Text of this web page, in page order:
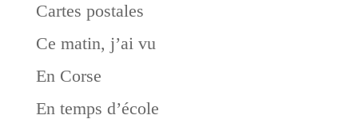
Cartes postales
Ce matin, j’ai vu
En Corse
En temps d’école